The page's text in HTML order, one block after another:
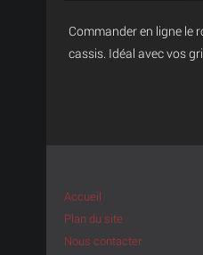
Commander en ligne le
cassis. Idéal avec vos
Accueil
Plan du site
Nous contacter